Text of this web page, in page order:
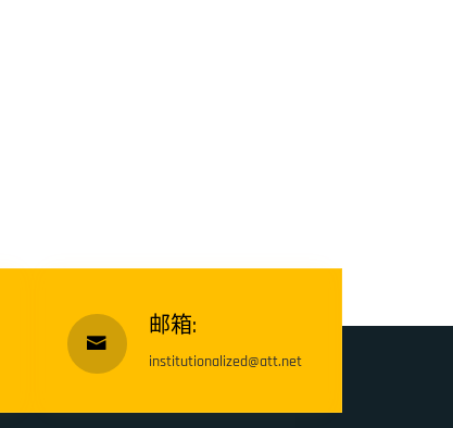
邮箱:
institutionalized@att.net